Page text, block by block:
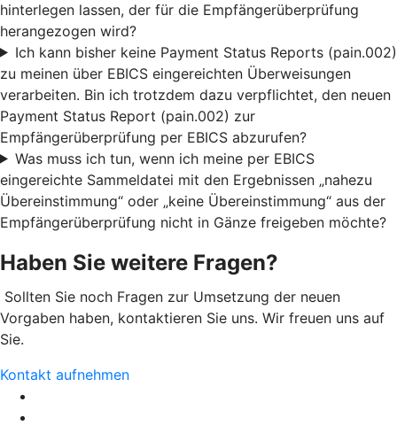
hinterlegen lassen, der für die Empfängerüberprüfung
herangezogen wird?
Ich kann bisher keine Payment Status Reports (pain.002)
zu meinen über EBICS eingereichten Überweisungen
verarbeiten. Bin ich trotzdem dazu verpflichtet, den neuen
Payment Status Report (pain.002) zur
Empfängerüberprüfung per EBICS abzurufen?
Was muss ich tun, wenn ich meine per EBICS
eingereichte Sammeldatei mit den Ergebnissen „nahezu
Übereinstimmung“ oder „keine Übereinstimmung“ aus der
Empfängerüberprüfung nicht in Gänze freigeben möchte?
Haben Sie weitere Fragen?
Sollten Sie noch Fragen zur Umsetzung der neuen
Vorgaben haben, kontaktieren Sie uns. Wir freuen uns auf
Sie.
Kontakt aufnehmen